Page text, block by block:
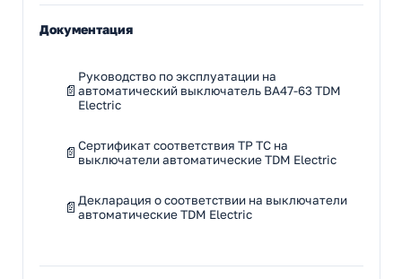
Документация
Руководство по эксплуатации на
автоматический выключатель ВА47-63 TDM
Electric
Сертификат соответствия ТР ТС на
выключатели автоматические TDM Electric
Декларация о соответствии на выключатели
автоматические TDM Electric